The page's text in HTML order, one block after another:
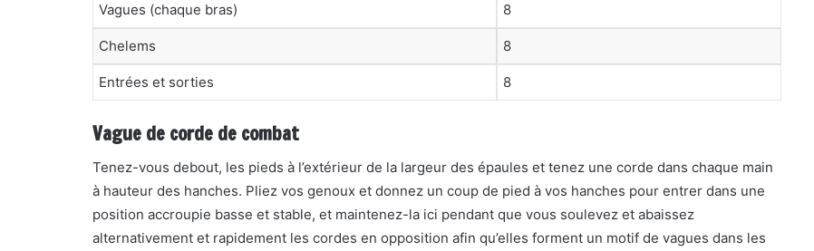
Vagues (chaque bras) 8
Chelems 8
Entrées et sorties 8
Vague de corde de combat
Tenez-vous debout, les pieds à l’extérieur de la largeur des épaules et tenez une corde dans chaque main
à hauteur des hanches. Pliez vos genoux et donnez un coup de pied à vos hanches pour entrer dans une
position accroupie basse et stable, et maintenez-la ici pendant que vous soulevez et abaissez
alternativement et rapidement les cordes en opposition afin qu’elles forment un motif de vagues dans les